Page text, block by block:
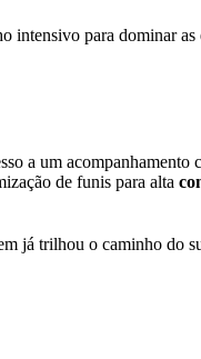
intensivo para dominar as
a um acompanhamento
de funis para alta
já trilhou o caminho do